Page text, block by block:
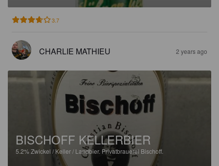
3.7
CHARLIE MATHIEU 2 years ago
BISCHOFF KELLERBIER
5.2% Zwickel / Keller / Landbier. Privatbrauerei Bischoff.